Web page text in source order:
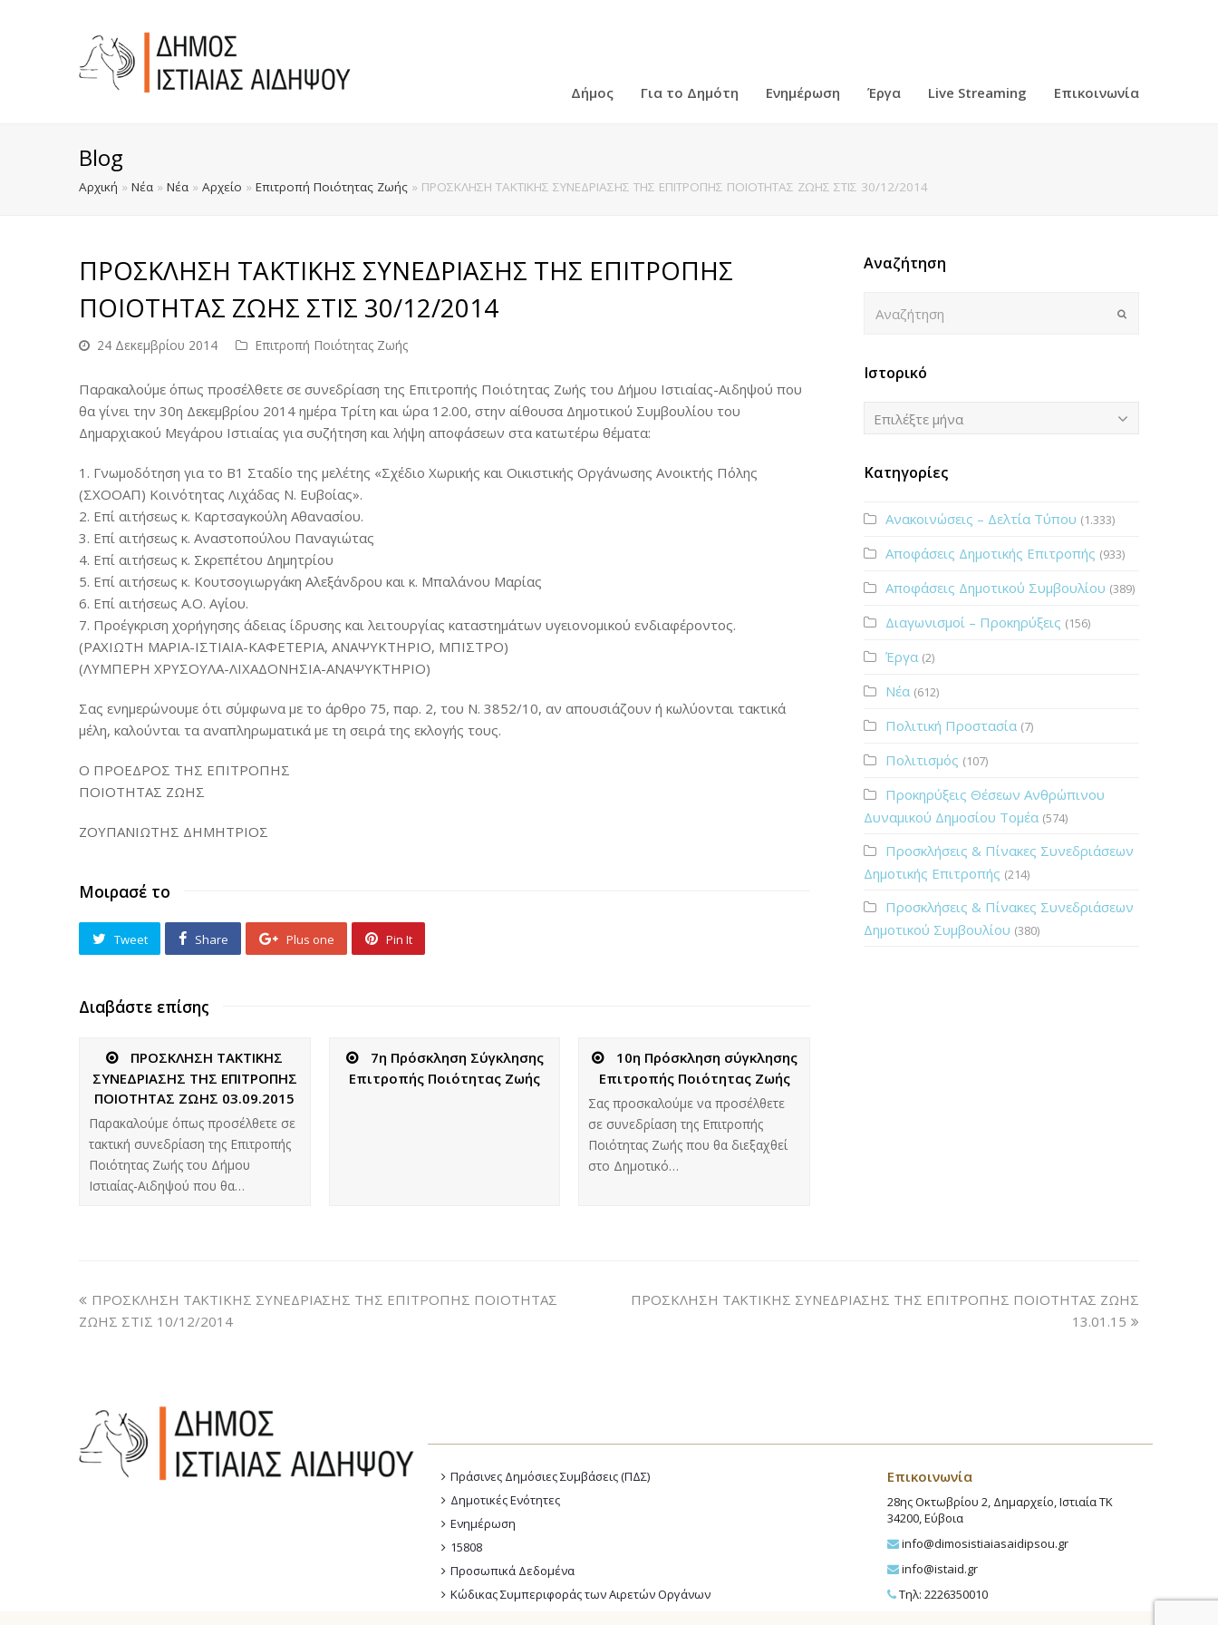
Δήμος Για το Δημότη Ενημέρωση Έργα Live Streaming Επικοινωνία
Blog
Αρχική » Νέα » Νέα » Αρχείο » Επιτροπή Ποιότητας Ζωής » ΠΡΟΣΚΛΗΣΗ ΤΑΚΤΙΚΗΣ ΣΥΝΕΔΡΙΑΣΗΣ ΤΗΣ ΕΠΙΤΡΟΠΗΣ ΠΟΙΟΤΗΤΑΣ ΖΩΗΣ ΣΤΙΣ 30/12/2014
ΠΡΟΣΚΛΗΣΗ ΤΑΚΤΙΚΗΣ ΣΥΝΕΔΡΙΑΣΗΣ ΤΗΣ ΕΠΙΤΡΟΠΗΣ
ΠΟΙΟΤΗΤΑΣ ΖΩΗΣ ΣΤΙΣ 30/12/2014
24 Δεκεμβρίου 2014 Επιτροπή Ποιότητας Ζωής
Παρακαλούμε όπως προσέλθετε σε συνεδρίαση της Επιτροπής Ποιότητας Ζωής του Δήμου Ιστιαίας-Αιδηψού που
θα γίνει την 30η Δεκεμβρίου 2014 ημέρα Τρίτη και ώρα 12.00, στην αίθουσα Δημοτικού Συμβουλίου του
Δημαρχιακού Μεγάρου Ιστιαίας για συζήτηση και λήψη αποφάσεων στα κατωτέρω θέματα:
1. Γνωμοδότηση για το Β1 Σταδίο της μελέτης «Σχέδιο Χωρικής και Οικιστικής Οργάνωσης Ανοικτής Πόλης
(ΣΧΟΟΑΠ) Κοινότητας Λιχάδας Ν. Ευβοίας».
2. Επί αιτήσεως κ. Καρτσαγκούλη Αθανασίου.
3. Επί αιτήσεως κ. Αναστοπούλου Παναγιώτας
4. Επί αιτήσεως κ. Σκρεπέτου Δημητρίου
5. Επί αιτήσεως κ. Κουτσογιωργάκη Αλεξάνδρου και κ. Μπαλάνου Μαρίας
6. Επί αιτήσεως Α.Ο. Αγίου.
7. Προέγκριση χορήγησης άδειας ίδρυσης και λειτουργίας καταστημάτων υγειονομικού ενδιαφέροντος.
(ΡΑΧΙΩΤΗ ΜΑΡΙΑ-ΙΣΤΙΑΙΑ-ΚΑΦΕΤΕΡΙΑ, ΑΝΑΨΥΚΤΗΡΙΟ, ΜΠΙΣΤΡΟ)
(ΛΥΜΠΕΡΗ ΧΡΥΣΟΥΛΑ-ΛΙΧΑΔΟΝΗΣΙΑ-ΑΝΑΨΥΚΤΗΡΙΟ)
Σας ενημερώνουμε ότι σύμφωνα με το άρθρο 75, παρ. 2, του N. 3852/10, αν απουσιάζουν ή κωλύονται τακτικά
μέλη, καλούνται τα αναπληρωματικά με τη σειρά της εκλογής τους.
Ο ΠΡΟΕΔΡΟΣ ΤΗΣ ΕΠΙΤΡΟΠΗΣ
ΠΟΙΟΤΗΤΑΣ ΖΩΗΣ
ΖΟΥΠΑΝΙΩΤΗΣ ΔΗΜΗΤΡΙΟΣ
Μοιρασέ το
Tweet Share Plus one Pin It
Διαβάστε επίσης
ΠΡΟΣΚΛΗΣΗ ΤΑΚΤΙΚΗΣ
ΣΥΝΕΔΡΙΑΣΗΣ ΤΗΣ ΕΠΙΤΡΟΠΗΣ
ΠΟΙΟΤΗΤΑΣ ΖΩΗΣ 03.09.2015
Παρακαλούμε όπως προσέλθετε σε
τακτική συνεδρίαση της Επιτροπής
Ποιότητας Ζωής του Δήμου
Ιστιαίας-Αιδηψού που θα…
7η Πρόσκληση Σύγκλησης
Επιτροπής Ποιότητας Ζωής
10η Πρόσκληση σύγκλησης
Επιτροπής Ποιότητας Ζωής
Σας προσκαλούμε να προσέλθετε
σε συνεδρίαση της Επιτροπής
Ποιότητας Ζωής που θα διεξαχθεί
στο Δημοτικό…
Αναζήτηση
Ιστορικό
Ιστορικό
Επιλέξτε μήνα
Κατηγορίες
Ανακοινώσεις – Δελτία Τύπου (1.333)
Αποφάσεις Δημοτικής Επιτροπής (933)
Αποφάσεις Δημοτικού Συμβουλίου (389)
Διαγωνισμοί – Προκηρύξεις (156)
Έργα (2)
Νέα (612)
Πολιτική Προστασία (7)
Πολιτισμός (107)
Προκηρύξεις Θέσεων Ανθρώπινου
Δυναμικού Δημοσίου Τομέα (574)
Προσκλήσεις & Πίνακες Συνεδριάσεων
Δημοτικής Επιτροπής (214)
Προσκλήσεις & Πίνακες Συνεδριάσεων
Δημοτικού Συμβουλίου (380)
ΠΡΟΣΚΛΗΣΗ ΤΑΚΤΙΚΗΣ ΣΥΝΕΔΡΙΑΣΗΣ ΤΗΣ ΕΠΙΤΡΟΠΗΣ ΠΟΙΟΤΗΤΑΣ
ΖΩΗΣ ΣΤΙΣ 10/12/2014
ΠΡΟΣΚΛΗΣΗ ΤΑΚΤΙΚΗΣ ΣΥΝΕΔΡΙΑΣΗΣ ΤΗΣ ΕΠΙΤΡΟΠΗΣ ΠΟΙΟΤΗΤΑΣ ΖΩΗΣ
13.01.15
Πράσινες Δημόσιες Συμβάσεις (ΠΔΣ)
Δημοτικές Ενότητες
Ενημέρωση
15808
Προσωπικά Δεδομένα
Κώδικας Συμπεριφοράς των Αιρετών Οργάνων
Επικοινωνία
28ης Οκτωβρίου 2, Δημαρχείο, Ιστιαία ΤΚ
34200, Εύβοια
info@dimosistiaiasaidipsou.gr
info@istaid.gr
Τηλ: 2226350010